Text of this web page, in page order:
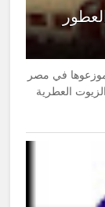
في مصر
العطرية